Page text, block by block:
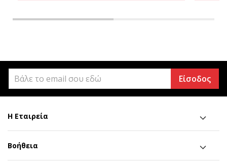
Είσοδος
Η Εταιρεία
Βοήθεια